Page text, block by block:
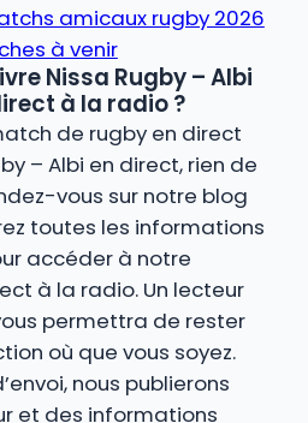
amicaux rugby 2026
à venir
Nissa Rugby – Albi
à la radio ?
de rugby en direct
– Albi en direct, rien de
vous sur notre blog
toutes les informations
accéder à notre
à la radio. Un lecteur
permettra de rester
où que vous soyez.
nous publierons
et des informations